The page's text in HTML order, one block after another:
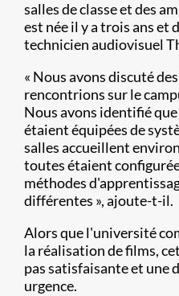
salles de classe et des
est née il y a trois ans et
technicien audiovisuel
« Nous avons discuté
rencontrions sur le
Nous avons identifié que
étaient équipées de
salles accueillent
toutes étaient
méthodes
différentes », ajoute-t-il.
Alors que l'université
la réalisation de films,
pas satisfaisante et une
urgence.